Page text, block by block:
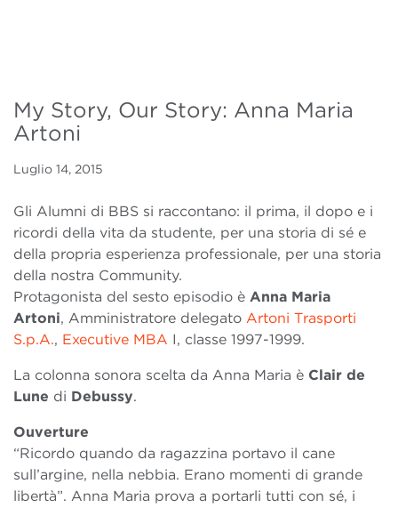
My Story, Our Story: Anna Maria
Artoni
Luglio 14, 2015
Gli Alumni di BBS si raccontano: il prima, il dopo e i
ricordi della vita da studente, per una storia di sé e
della propria esperienza professionale, per una storia
della nostra Community.
Protagonista del sesto episodio è Anna Maria
Artoni, Amministratore delegato Artoni Trasporti
S.p.A., Executive MBA I, classe 1997-1999.
La colonna sonora scelta da Anna Maria è Clair de
Lune di Debussy.
Ouverture
“Ricordo quando da ragazzina portavo il cane
sull’argine, nella nebbia. Erano momenti di grande
libertà”. Anna Maria prova a portarli tutti con sé, i